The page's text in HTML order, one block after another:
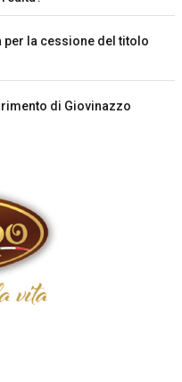
per la cessione del titolo
di Giovinazzo